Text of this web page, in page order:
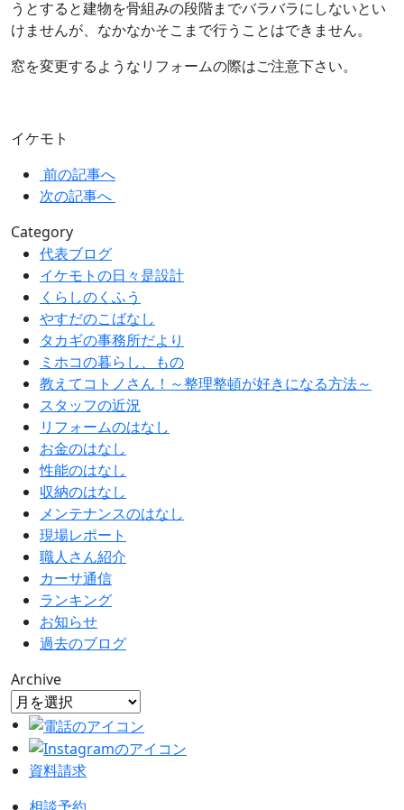
うとすると建物を骨組みの段階までバラバラにしないとい
けませんが、なかなかそこまで行うことはできません。
窓を変更するようなリフォームの際はご注意下さい。
イケモト
前の記事へ
次の記事へ
Category
代表ブログ
イケモトの日々是設計
くらしのくふう
やすだのこばなし
タカギの事務所だより
ミホコの暮らし、もの
教えてコトノさん！～整理整頓が好きになる方法～
スタッフの近況
リフォームのはなし
お金のはなし
性能のはなし
収納のはなし
メンテナンスのはなし
現場レポート
職人さん紹介
カーサ通信
ランキング
お知らせ
過去のブログ
Archive
資料請求